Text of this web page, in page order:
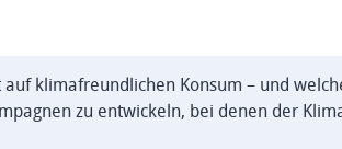
klimafreundlichen Konsum – und
zu entwickeln, bei denen der